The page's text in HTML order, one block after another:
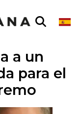
a un
para el